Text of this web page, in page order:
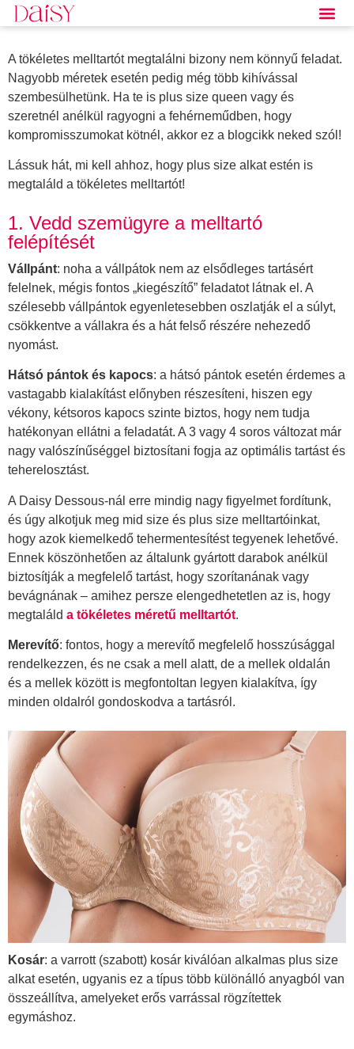
A tökéletes melltartót megtalálni bizony nem könnyű feladat.
Nagyobb méretek esetén pedig még több kihívással
szembesülhetünk. Ha te is plus size queen vagy és
szeretnél anélkül ragyogni a fehérneműdben, hogy
kompromisszumokat kötnél, akkor ez a blogcikk neked szól!
Lássuk hát, mi kell ahhoz, hogy plus size alkat estén is
megtaláld a tökéletes melltartót!
1. Vedd szemügyre a melltartó
felépítését
Vállpánt: noha a vállpátok nem az elsődleges tartásért
felelnek, mégis fontos „kiegészítő” feladatot látnak el. A
szélesebb vállpántok egyenletesebben oszlatják el a súlyt,
csökkentve a vállakra és a hát felső részére nehezedő
nyomást.
Hátsó pántok és kapocs: a hátsó pántok esetén érdemes a
vastagabb kialakítást előnyben részesíteni, hiszen egy
vékony, kétsoros kapocs szinte biztos, hogy nem tudja
hatékonyan ellátni a feladatát. A 3 vagy 4 soros változat már
nagy valószínűséggel biztosítani fogja az optimális tartást és
teherelosztást.
A Daisy Dessous-nál erre mindig nagy figyelmet fordítunk,
és úgy alkotjuk meg mid size és plus size melltartóinkat,
hogy azok kiemelkedő tehermentesítést tegyenek lehetővé.
Ennek köszönhetően az általunk gyártott darabok anélkül
biztosítják a megfelelő tartást, hogy szorítanának vagy
bevágnának – amihez persze elengedhetetlen az is, hogy
megtaláld a tökéletes méretű melltartót.
Merevítő: fontos, hogy a merevítő megfelelő hosszúsággal
rendelkezzen, és ne csak a mell alatt, de a mellek oldalán
és a mellek között is megfontoltan legyen kialakítva, így
minden oldalról gondoskodva a tartásról.
Kosár: a varrott (szabott) kosár kiválóan alkalmas plus size
alkat esetén, ugyanis ez a típus több különálló anyagból van
összeállítva, amelyeket erős varrással rögzítettek
egymáshoz.